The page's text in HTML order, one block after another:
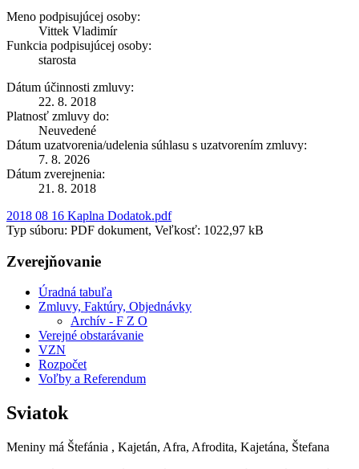
Meno podpisujúcej osoby:
Vittek Vladimír
Funkcia podpisujúcej osoby:
starosta
Dátum účinnosti zmluvy:
22. 8. 2018
Platnosť zmluvy do:
Neuvedené
Dátum uzatvorenia/udelenia súhlasu s uzatvorením zmluvy:
7. 8. 2026
Dátum zverejnenia:
21. 8. 2018
2018 08 16 Kaplna Dodatok.pdf
Typ súboru: PDF dokument, Veľkosť: 1022,97 kB
Zverejňovanie
Úradná tabuľa
Zmluvy, Faktúry, Objednávky
Archív - F Z O
Verejné obstarávanie
VZN
Rozpočet
Voľby a Referendum
Sviatok
Meniny má Štefánia , Kajetán, Afra, Afrodita, Kajetána, Štefana